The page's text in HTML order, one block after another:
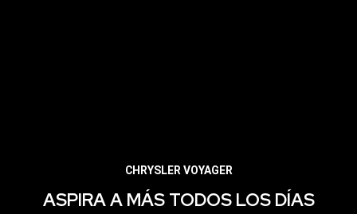
CHRYSLER VOYAGER
ASPIRA A MÁS TODOS LOS DÍAS